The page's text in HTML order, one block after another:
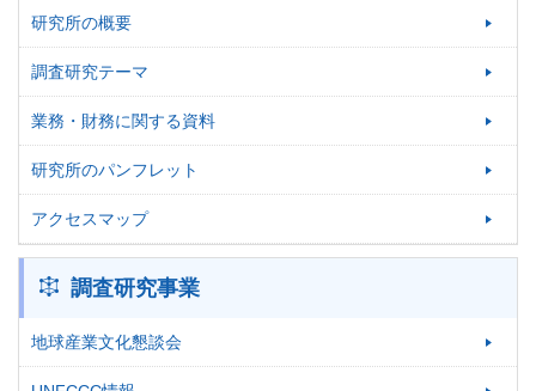
研究所の概要
調査研究テーマ
業務・財務に関する資料
研究所のパンフレット
アクセスマップ
調査研究事業
地球産業文化懇談会